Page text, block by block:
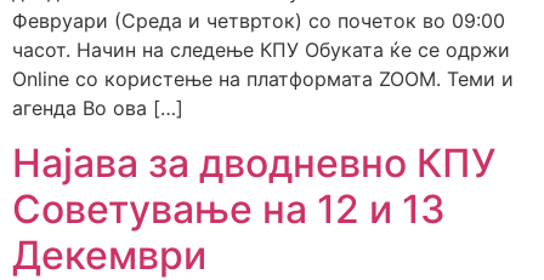
Февруари (Среда и четврток) со почеток во 09:00
часот. Начин на следење КПУ Обуката ќе се одржи
Online со користење на платформата ZOOM. Теми и
агенда Во ова […]
Најава за дводневно КПУ
Советување на 12 и 13
Декември